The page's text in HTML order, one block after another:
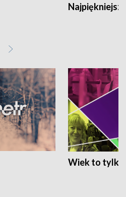
Wiek to tylko